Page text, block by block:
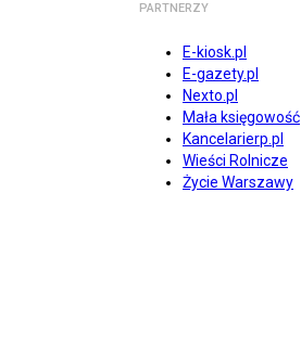
PARTNERZY
E-kiosk.pl
E-gazety.pl
Nexto.pl
Mała księgowość
Kancelarierp.pl
Wieści Rolnicze
Życie Warszawy